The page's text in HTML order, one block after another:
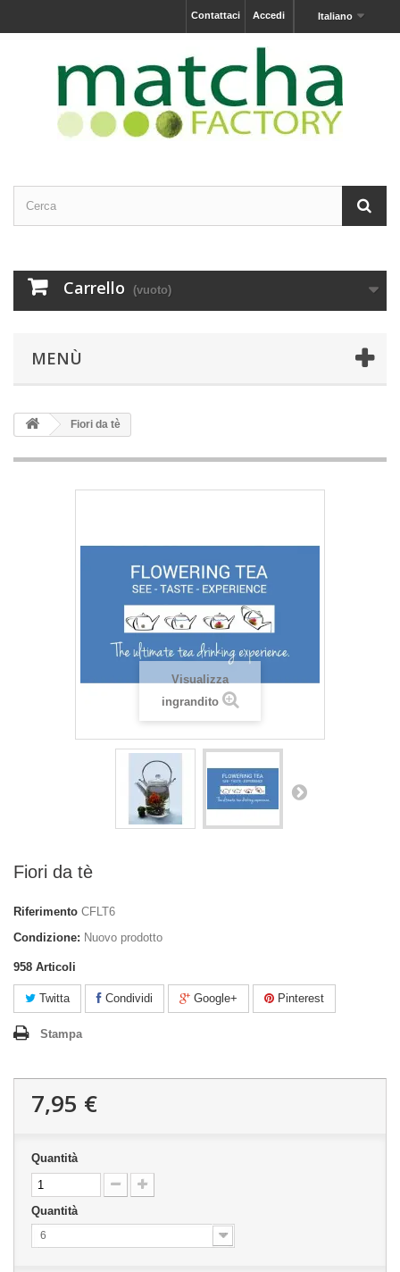
Italiano
Accedi
Contattaci
Carrello (vuoto)
MENÙ
Fiori da tè
Visualizza
ingrandito
Fiori da tè
Riferimento CFLT6
Condizione: Nuovo prodotto
958 Articoli
Twitta Condividi Google+ Pinterest
Stampa
7,95 €
Quantità
Quantità
6